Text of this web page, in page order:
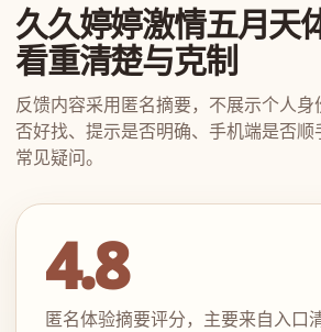
久久婷婷激情五月天
看重清楚与克制
反馈内容采用匿名摘要，不展示个人
否好找、提示是否明确、手机端是否
常见疑问。
4.8
匿名体验摘要评分，主要来自入口